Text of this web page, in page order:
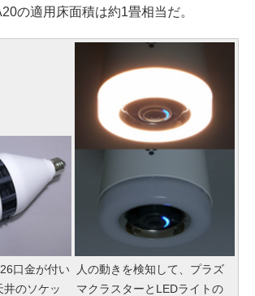
の適用床面積は約1畳相当だ。
口金が付い
井のソケッ
人の動きを検知して、プラズ
マクラスターとLEDライトの